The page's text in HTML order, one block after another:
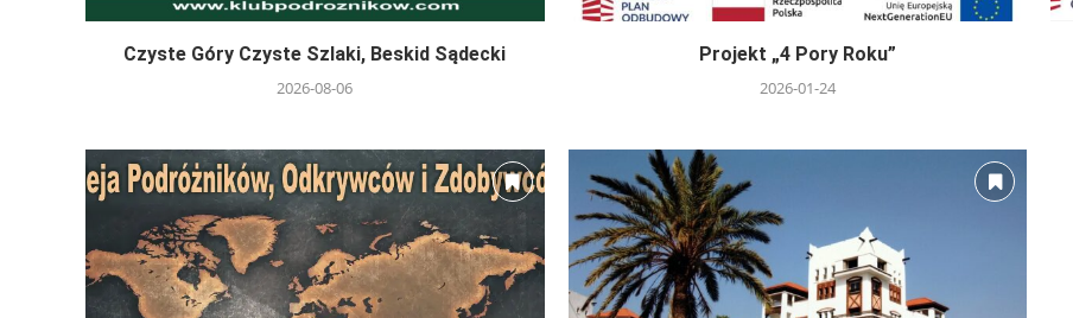
Czyste Góry Czyste Szlaki, Beskid Sądecki
2026-08-06
Projekt „4 Pory Roku”
2026-01-24